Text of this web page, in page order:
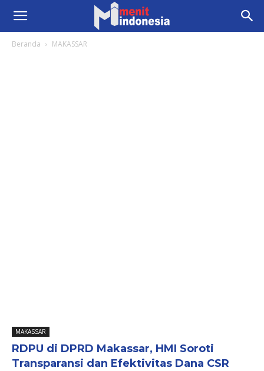
Beranda MAKASSAR
MAKASSAR
RDPU di DPRD Makassar, HMI Soroti
Transparansi dan Efektivitas Dana CSR